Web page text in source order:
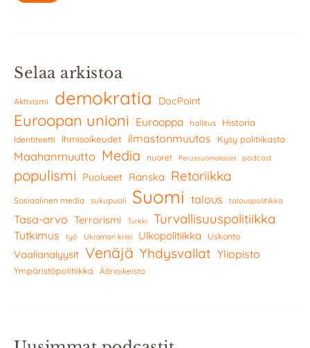
Selaa arkistoa
Aktivismi demokratia DocPoint
Euroopan unioni Eurooppa hallitus Historia
Identiteetti Ihmisoikeudet ilmastonmuutos Kysy politiikasta
Maahanmuutto Media nuoret Perussuomalaiset podcast
populismi Puolueet Ranska Retoriikka
Sosiaalinen media sukupuoli Suomi talous talouspolitiikka
Tasa-arvo Terrorismi Turkki Turvallisuuspolitiikka
Tutkimus työ Ukrainan kriisi Ulkopolitiikka Uskonto
Vaalianalyysit Venäjä Yhdysvallat Yliopisto
Ympäristöpolitiikka Äärioikeisto